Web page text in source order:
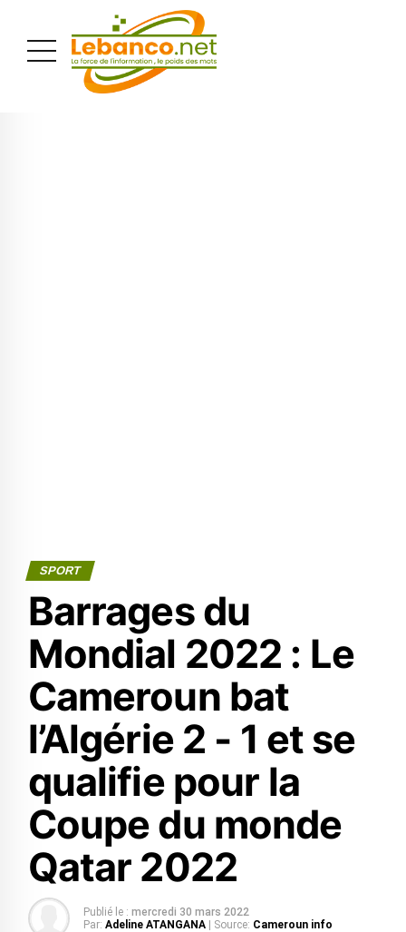
SPORT
Barrages du
Mondial 2022 : Le
Cameroun bat
l’Algérie 2 - 1 et se
qualifie pour la
Coupe du monde
Qatar 2022
Publié le : mercredi 30 mars 2022
Par: Adeline ATANGANA | Source: Cameroun info